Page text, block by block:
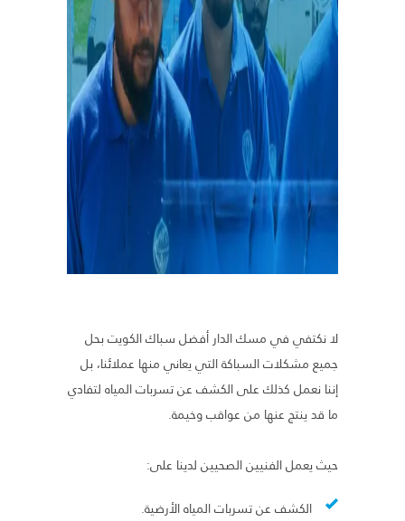
لا نكتفي في مسك الدار أفضل سباك الكويت بحل
جميع مشكلات السباكة التي يعاني منها عملائنا، بل
إننا نعمل كذلك على الكشف عن تسربات المياه لتفادي
ما قد ينتج عنها من عواقب وخيمة.
حيث يعمل الفنيين الصحيين لدينا على:
الكشف عن تسربات المياه الأرضية.